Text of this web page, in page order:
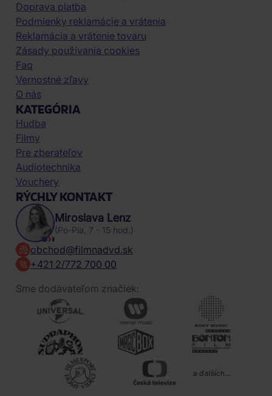
Doprava platba
Podmienky reklamácie a vrátenia
Reklamácia a vrátenie tovaru
Zásady používania cookies
Faq
Vernostné zľavy
O nás
KATEGÓRIA
Hudba
Filmy
Pre zberateľov
Audiotechnika
Vouchery
RÝCHLY KONTAKT
Miroslava Lenz
(Po-Pia, 7 - 15 hod.)
obchod@filmnadvd.sk
+421 2/772 700 00
Sme dodávateľom značiek:
a ďalších...